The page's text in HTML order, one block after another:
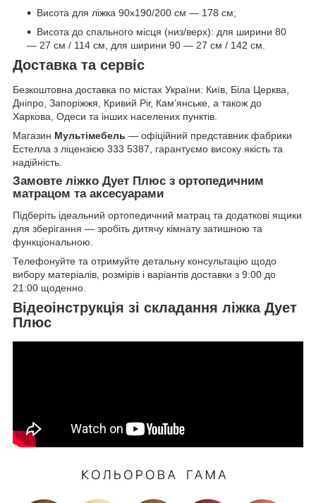
Висота для ліжка 90х190/200 см — 178 см;
Висота до спального місця (низ/верх): для ширини 80
— 27 см / 114 см, для ширини 90 — 27 см / 142 см.
Доставка та сервіс
Безкоштовна доставка по містах України: Київ, Біла Церква,
Дніпро, Запоріжжя, Кривий Ріг, Кам’янське, а також до
Харкова, Одеси та інших населених пунктів.
Магазин Мультімебель — офіційний представник фабрики
Естелла з ліцензією 333 5387, гарантуємо високу якість та
надійність.
Замовте ліжко Дует Плюс з ортопедичним
матрацом та аксесуарами
Підберіть ідеальний ортопедичний матрац та додаткові ящики
для зберігання — зробіть дитячу кімнату затишною та
функціональною.
Телефонуйте та отримуйте детальну консультацію щодо
вибору матеріалів, розмірів і варіантів доставки з 9:00 до
21:00 щоденно.
Відеоінструкція зі складання ліжка Дует
Плюс